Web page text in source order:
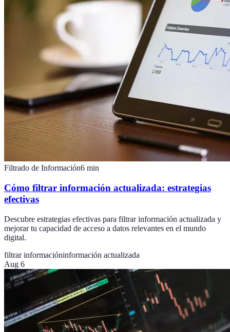
Filtrado de Información6 min
Cómo filtrar información actualizada: estrategias
efectivas
Descubre estrategias efectivas para filtrar información actualizada y
mejorar tu capacidad de acceso a datos relevantes en el mundo
digital.
filtrar informacióninformación actualizada
Aug 6